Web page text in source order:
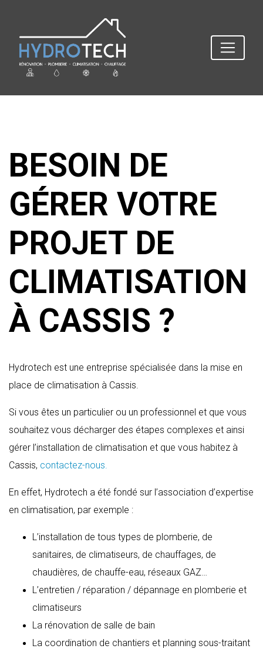
BESOIN DE
GÉRER VOTRE
PROJET DE
CLIMATISATION
À CASSIS ?
Hydrotech est une entreprise spécialisée dans la mise en
place de climatisation à Cassis.
Si vous êtes un particulier ou un professionnel et que vous
souhaitez vous décharger des étapes complexes et ainsi
gérer l’installation de climatisation et que vous habitez à
Cassis, contactez-nous.
En effet, Hydrotech a été fondé sur l’association d’expertise
en climatisation, par exemple :
L’installation de tous types de plomberie, de
sanitaires, de climatiseurs, de chauffages, de
chaudières, de chauffe-eau, réseaux GAZ…
L’entretien / réparation / dépannage en plomberie et
climatiseurs
La rénovation de salle de bain
La coordination de chantiers et planning sous-traitant